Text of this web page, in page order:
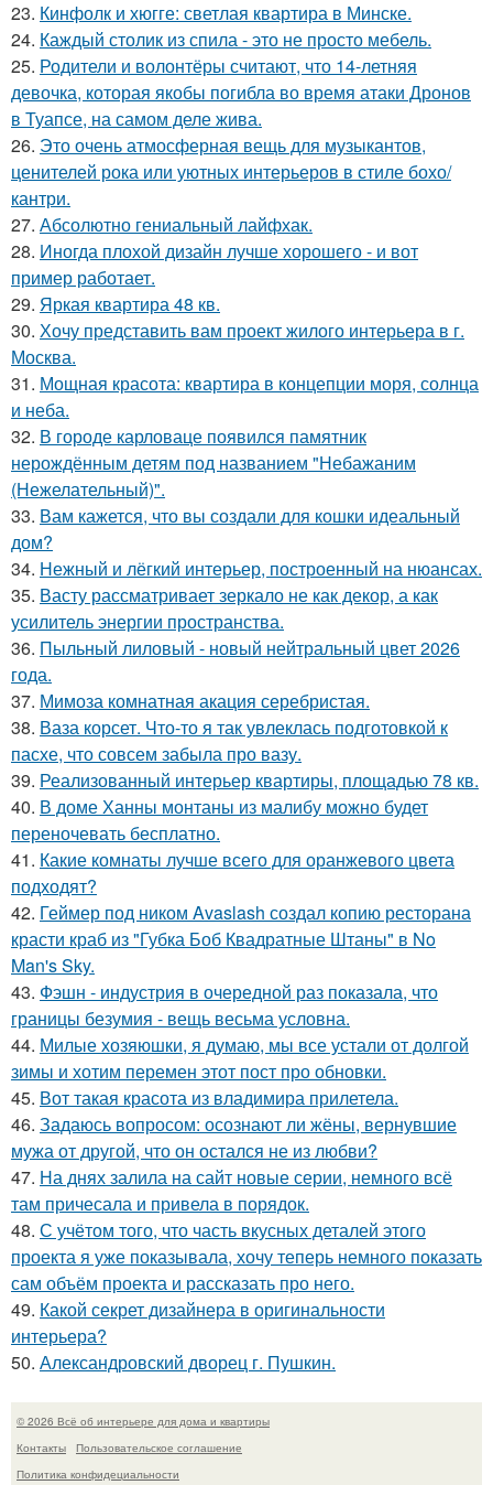
23. Кинфолк и хюгге: светлая квартира в Минске.
24. Каждый столик из спила - это не просто мебель.
25. Родители и волонтёры считают, что 14-летняя
девочка, которая якобы погибла во время атаки Дронов
в Туапсе, на самом деле жива.
26. Это очень атмосферная вещь для музыкантов,
ценителей рока или уютных интерьеров в стиле бохо/
кантри.
27. Абсолютно гениальный лайфхак.
28. Иногда плохой дизайн лучше хорошего - и вот
пример работает.
29. Яркая квартира 48 кв.
30. Хочу представить вам проект жилого интерьера в г.
Москва.
31. Мощная красота: квартира в концепции моря, солнца
и неба.
32. В городе карловаце появился памятник
нерождённым детям под названием "Небажаним
(Нежелательный)".
33. Вам кажется, что вы создали для кошки идеальный
дом?
34. Нежный и лёгкий интерьер, построенный на нюансах.
35. Васту рассматривает зеркало не как декор, а как
усилитель энергии пространства.
36. Пыльный лиловый - новый нейтральный цвет 2026
года.
37. Мимоза комнатная акация серебристая.
38. Ваза корсет. Что-то я так увлеклась подготовкой к
пасхе, что совсем забыла про вазу.
39. Реализованный интерьер квартиры, площадью 78 кв.
40. В доме Ханны монтаны из малибу можно будет
переночевать бесплатно.
41. Какие комнаты лучше всего для оранжевого цвета
подходят?
42. Геймер под ником Avaslash создал копию ресторана
красти краб из "Губка Боб Квадратные Штаны" в No
Man's Sky.
43. Фэшн - индустрия в очередной раз показала, что
границы безумия - вещь весьма условна.
44. Милые хозяюшки, я думаю, мы все устали от долгой
зимы и хотим перемен этот пост про обновки.
45. Вот такая красота из владимира прилетела.
46. Задаюсь вопросом: осознают ли жёны, вернувшие
мужа от другой, что он остался не из любви?
47. На днях залила на сайт новые серии, немного всё
там причесала и привела в порядок.
48. С учётом того, что часть вкусных деталей этого
проекта я уже показывала, хочу теперь немного показать
сам объём проекта и рассказать про него.
49. Какой секрет дизайнера в оригинальности
интерьера?
50. Александровский дворец г. Пушкин.
© 2026 Всё об интерьере для дома и квартиры
Контакты
Пользовательское соглашение
Политика конфидециальности